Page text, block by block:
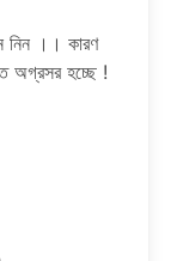
নিন ।। কারণ
অগ্রসর হচ্ছে !